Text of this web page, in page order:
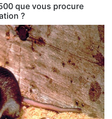
que vous procure
?